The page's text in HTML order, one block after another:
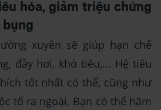
hóa, giảm triệu chứng
bụng
xuyên sẽ giúp hạn chế
đầy hơi, khó tiêu,... Hệ tiêu
tốt nhất có thể, cũng như
tố ra ngoài. Bạn có thể hãm